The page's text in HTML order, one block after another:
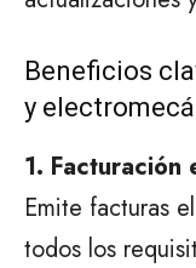
Beneficios
y
1.
Emite facturas
todos los